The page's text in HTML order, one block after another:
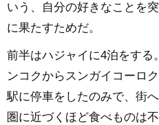
いう、自分の好きなことを
に果たすためだ。
前半はハジャイに4泊をする
ンコクからスンガイコーロ
駅に停車をしたのみで、街
圏に近づくほど食べものは